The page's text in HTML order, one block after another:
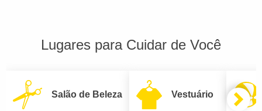
Lugares para Cuidar de Você
Salão de Beleza Vestuário